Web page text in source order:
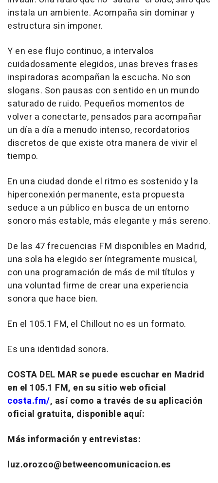
instala un ambiente. Acompaña sin dominar y
estructura sin imponer.
Y en ese flujo continuo, a intervalos
cuidadosamente elegidos, unas breves frases
inspiradoras acompañan la escucha. No son
slogans. Son pausas con sentido en un mundo
saturado de ruido. Pequeños momentos de
volver a conectarte, pensados para acompañar
un día a día a menudo intenso, recordatorios
discretos de que existe otra manera de vivir el
tiempo.
En una ciudad donde el ritmo es sostenido y la
hiperconexión permanente, esta propuesta
seduce a un público en busca de un entorno
sonoro más estable, más elegante y más sereno.
De las 47 frecuencias FM disponibles en Madrid,
una sola ha elegido ser íntegramente musical,
con una programación de más de mil títulos y
una voluntad firme de crear una experiencia
sonora que hace bien.
En el 105.1 FM, el Chillout no es un formato.
Es una identidad sonora.
COSTA DEL MAR se puede escuchar en Madrid
en el 105.1 FM, en su sitio web oficial
costa.fm/, así como a través de su aplicación
oficial gratuita, disponible aquí:
Más información y entrevistas:
luz.orozco@betweencomunicacion.es